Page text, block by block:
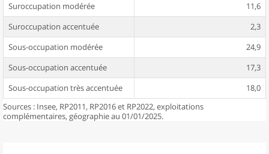
Suroccupation modérée
11,6
Suroccupation accentuée
2,3
Sous-occupation modérée
24,9
Sous-occupation accentuée
17,3
Sous-occupation très accentuée
18,0
Sources : Insee, RP2011, RP2016 et RP2022, exploitations
complémentaires, géographie au 01/01/2025.